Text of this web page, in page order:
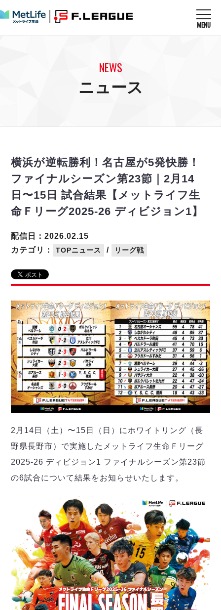
MENU
U-23選抜
メディア情報
フットサル日本代表
その他
戦績表
警告・退場・出場停止選手
個人ランキング｜ゴール
個人ランキング｜シュート
個人ランキング｜シュート成功率
メットライフ生命Ｆ２リーグ
試合日程
戦績表
警告・退場・出場停止選手
個人ランキング｜ゴール
個人ランキング｜シュート
個人ランキング｜シュート成功率
個人ランキング｜第2PK
メットライフ生命Ｆリーグカップ 2026
大会概要
アリーナ情報
チケット情報
過去の記録
エスポラーダ北海道
バルドラール浦安
フウガドールすみだ
しながわシティ
ペスカドーラ町田
湘南ベルマーレ
名古屋オーシャンズ
シュライカー大阪
ボルクバレット北九州
バサジィ大分
メットライフ生命Ｆ２リーグ
ヴォスクオーレ仙台
マルバ水戸FC
リガーレヴィア葛飾
Y．S．C．C．横浜
アグレミーナ浜松
デウソン神戸
ポルセイド浜田
ミラクルスマイル新居浜
アリーナ情報 ARENA
リーグ概要
日本フットサルリーグについて
リーグ要項
クラブライセンス関連
アリーナ観戦マナー&ルール
過去の記録 ARCHIVE
過去の試合記録
ディビジョン1 試合記録
ディビジョン2 試合記録
Ｆリーグカップ 試合記録
リーグ統計データ
記念ゴール
ハットトリック
選手の通算記録（Ｆ１）
エスポラーダ北海道
バルドラール浦安
フウガドールすみだ
しながわシティ
立川アスレティックFC
ペスカドーラ町田
湘南ベルマーレ
ボアルース長野
名古屋オーシャンズ
シュライカー大阪
ボルクバレット北九州
ABeam AWARD
DIVISION01
DIVISION02
FOLLOW US!
NEWS
ニュース
横浜が逆転勝利！名古屋が5発快勝！
ファイナルシーズン第23節｜2月14
日〜15日 試合結果【メットライフ生
命Ｆリーグ2025-26 ディビジョン1】
カテゴリ： TOPニュース / リーグ戦
配信日：2026.02.15
2月14日（土）〜15日（日）にホワイトリング（長
野県長野市）で実施したメットライフ生命Ｆリーグ
2025-26 ディビジョン1 ファイナルシーズン第23節
の6試合について結果をお知らせいたします。